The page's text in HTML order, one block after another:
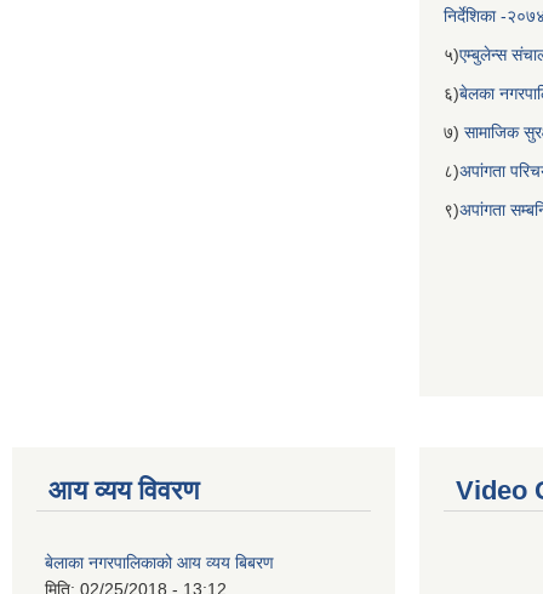
निर्देशिका -
५)एम्बुलेन्स
६)बेलका
७) सामाजिक
८)अपांगता
९)अपांगता
आय व्यय विवरण
बेलाका नगरपालिकाको आय व्यय बिबरण
मिति: 02/25/2018 - 13:12
Video